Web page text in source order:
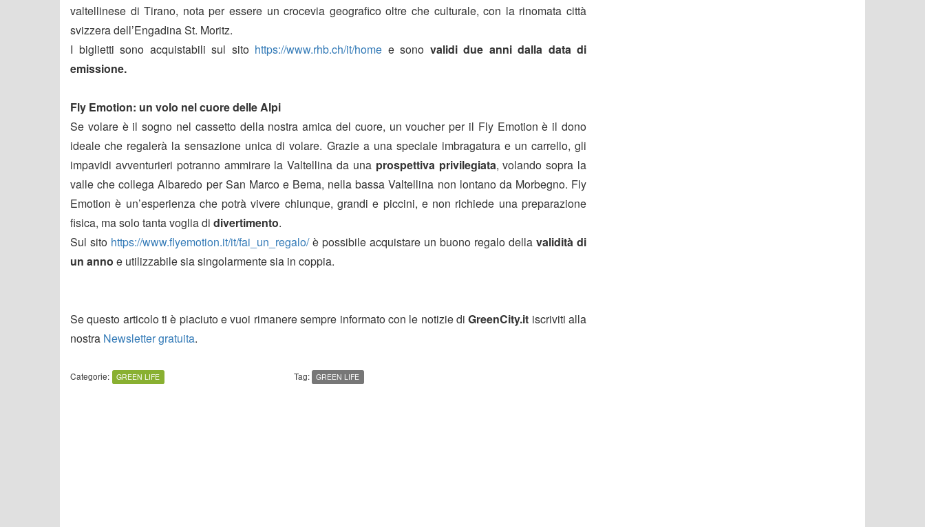
valtellinese di Tirano, nota per essere un crocevia geografico oltre che culturale, con la rinomata città
svizzera dell’Engadina St. Moritz.
I biglietti sono acquistabili sul sito https://www.rhb.ch/it/home e sono validi due anni dalla data di
emissione.
Fly Emotion: un volo nel cuore delle Alpi
Se volare è il sogno nel cassetto della nostra amica del cuore, un voucher per il Fly Emotion è il dono
ideale che regalerà la sensazione unica di volare. Grazie a una speciale imbragatura e un carrello, gli
impavidi avventurieri potranno ammirare la Valtellina da una prospettiva privilegiata, volando sopra la
valle che collega Albaredo per San Marco e Bema, nella bassa Valtellina non lontano da Morbegno. Fly
Emotion è un’esperienza che potrà vivere chiunque, grandi e piccini, e non richiede una preparazione
fisica, ma solo tanta voglia di divertimento.
Sul sito https://www.flyemotion.it/it/fai_un_regalo/è possibile acquistare un buono regalo della validità di
un anno e utilizzabile sia singolarmente sia in coppia.
Se questo articolo ti è piaciuto e vuoi rimanere sempre informato con le notizie diGreenCity.it iscriviti alla
nostra Newsletter gratuita.
Categorie: GREEN LIFE Tag: GREEN LIFE